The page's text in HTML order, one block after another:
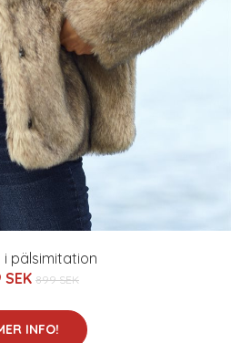
pälsimitation
SEK 899 SEK
INFO!